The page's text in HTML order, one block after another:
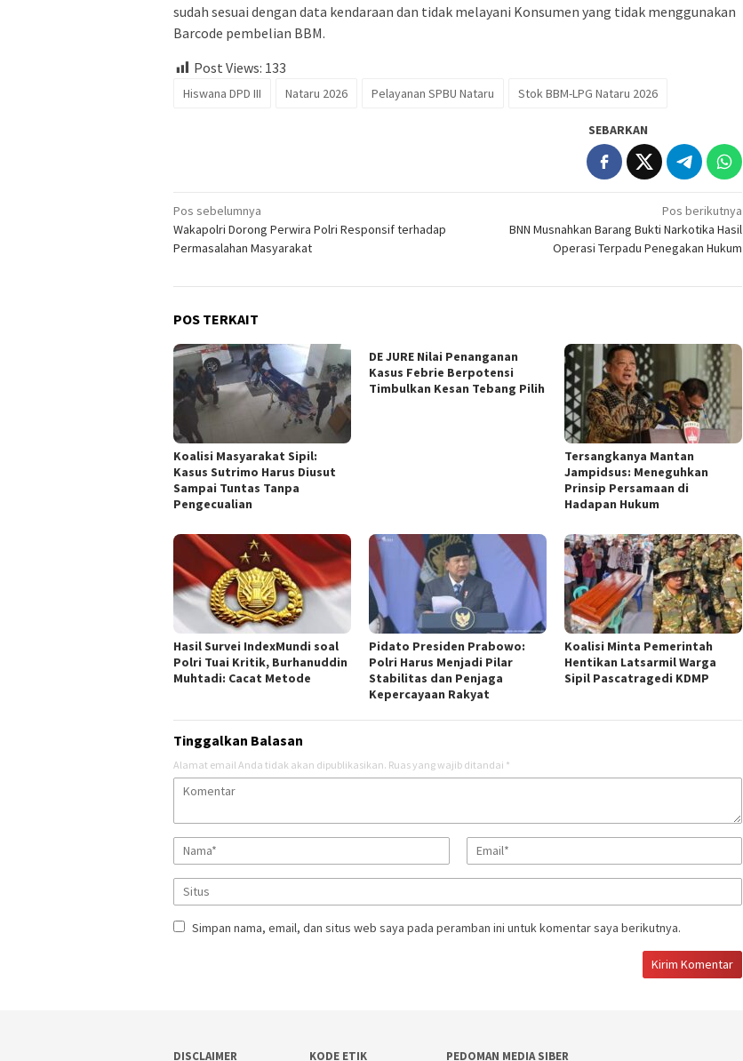
sudah sesuai dengan data kendaraan dan tidak melayani Konsumen yang tidak menggunakan
Barcode pembelian BBM.
Post Views: 133
Hiswana DPD III Nataru 2026 Pelayanan SPBU Nataru Stok BBM-LPG Nataru 2026
SEBARKAN
Navigasi
pos
Pos sebelumnya
Wakapolri Dorong Perwira Polri Responsif terhadap
Permasalahan Masyarakat
Pos berikutnya
BNN Musnahkan Barang Bukti Narkotika Hasil
Operasi Terpadu Penegakan Hukum
POS TERKAIT
Koalisi Masyarakat Sipil:
Kasus Sutrimo Harus Diusut
Sampai Tuntas Tanpa
Pengecualian
DE JURE Nilai Penanganan
Kasus Febrie Berpotensi
Timbulkan Kesan Tebang Pilih
Tersangkanya Mantan
Jampidsus: Meneguhkan
Prinsip Persamaan di
Hadapan Hukum
Hasil Survei IndexMundi soal
Polri Tuai Kritik, Burhanuddin
Muhtadi: Cacat Metode
Pidato Presiden Prabowo:
Polri Harus Menjadi Pilar
Stabilitas dan Penjaga
Kepercayaan Rakyat
Koalisi Minta Pemerintah
Hentikan Latsarmil Warga
Sipil Pascatragedi KDMP
Tinggalkan Balasan
Alamat email Anda tidak akan dipublikasikan. Ruas yang wajib ditandai *
Simpan nama, email, dan situs web saya pada peramban ini untuk komentar saya berikutnya.
DISCLAIMER KODE ETIK PEDOMAN MEDIA SIBER